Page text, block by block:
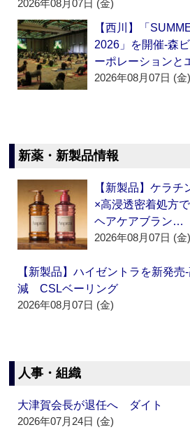
2026年08月07日 (金)
【西川】「
2026」を開催‐森
ーポレーションと
2026年08月07日 (金)
新薬・新製品情報
【新製品】ケラ
×高浸透密着処方
ヘアケアブラン…
2026年08月07日 (金)
【新製品】ハイゼントラを新発売
減 CSLベーリング
2026年08月07日 (金)
人事・組織
大津賀会長が退任へ ダイト
2026年07月24日 (金)